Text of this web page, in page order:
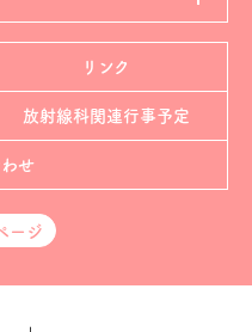
リンク
放射線科関連行事予定
せ
ージ